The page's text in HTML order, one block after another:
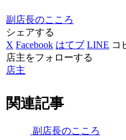
副店長のこころ
シェアする
X Facebook はてブ LINE コ
店主をフォローする
店主
関連記事
副店長のこころ